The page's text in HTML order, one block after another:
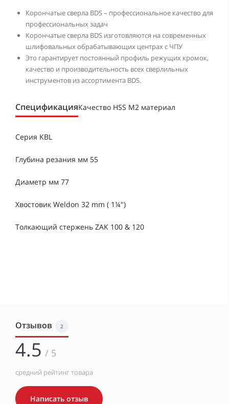
Корончатые сверла BDS – профессиональное качество для
профессиональных задач
Корончатые сверла BDS изготовляются на современных
шлифовальных обрабатывающих центрах с ЧПУ
Это гарантирует постоянный профиль режущих кромок,
качество и производительность всех сверлильных
инструментов из ассортимента BDS.
СпецификацияКачество HSS M2 материал
Серия KBL
Глубина резания мм 55
Диаметр мм 77
Хвостовик Weldon 32 mm ( 1¼")
Толкающий стержень ZAK 100 & 120
Отзывов 2
4.5 / 5
средний рейтинг товара
Написать отзыв